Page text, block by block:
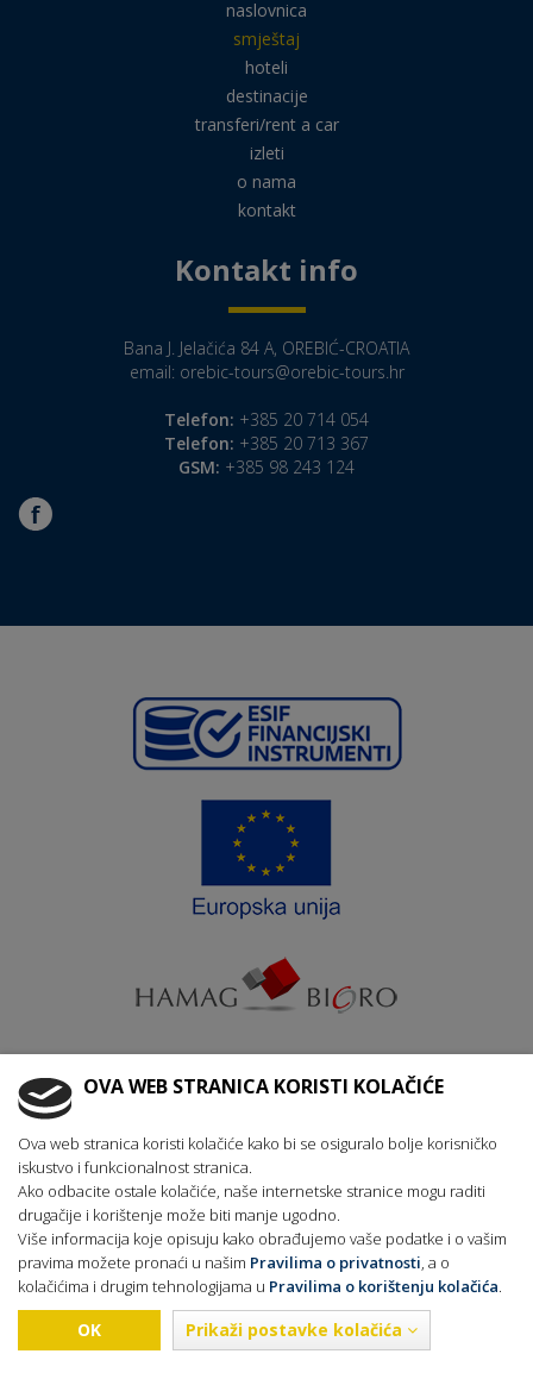
naslovnica
smještaj
hoteli
destinacije
transferi/rent a car
izleti
o nama
kontakt
Kontakt info
Bana J. Jelačića 84 A, OREBIĆ-CROATIA
email: orebic-tours@orebic-tours.hr
Telefon: +385 20 714 054
Telefon: +385 20 713 367
GSM: +385 98 243 124
Krajnji primatelj ﬁnancijskog instrumenta suﬁnanciranog iz
Europskog fonda za regionalni razvoj u sklopu Operativnog
programa „Konkurentnost i kohezija“
Pravila privatnosti
Pravila o korištenju kolačića
Ažuriranje kolačića
Copyright © 2016 OREBIĆ TOURS Sva prava zadržana, Izrada
web stranica za turističke agencije: Lupus Art Net
OVA WEB STRANICA KORISTI KOLAČIĆE
Ova web stranica koristi kolačiće kako bi se osiguralo bolje korisničko
iskustvo i funkcionalnost stranica.
Ako odbacite ostale kolačiće, naše internetske stranice mogu raditi
drugačije i korištenje može biti manje ugodno.
Više informacija koje opisuju kako obrađujemo vaše podatke i o vašim
pravima možete pronaći u našim Pravilima o privatnosti, a o
kolačićima i drugim tehnologijama u Pravilima o korištenju kolačića.
OK Prikaži postavke kolačića